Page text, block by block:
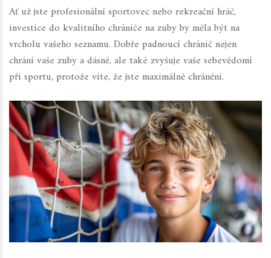
Ať už jste profesionální sportovec nebo rekreační hráč,
investice do kvalitního chrániče na zuby by měla být na
vrcholu vašeho seznamu. Dobře padnoucí chránič nejen
chrání vaše zuby a dásně, ale také zvyšuje vaše sebevědomí
při sportu, protože víte, že jste maximálně chráněni.